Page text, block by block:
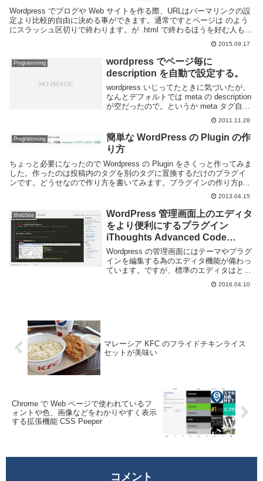
Wordpress でブログや Web サイトを作る際、URLはパーマリンクの設
定より比較的自由に決める事ができます。通常ですとページは のよう
にスラッシュ区切りで終わります。が .html で終わるほうを好む人もい
2015.09.17
Programming
wordpress でページ毎に
description を自動で設定する。
wordpress いじってたときに気づいたが、
なんとデフォルトでは meta の description
が空だったので。というか meta タグ自体
なかった。なんでやねん。というわけで
SEO的にどこまで有効なのかはわかりませ
んが goo...
2011.11.28
Programming
簡単な WordPress の Plugin の作
り方
ちょっと必要になったので Wordpress の Plugin をさくっと作ってみま
した。作ったのは投稿内のタグを別のタグに置換するだけのプラグイ
ンです。どうせなので作り方を書いてみます。プラグインの作り方php
2013.04.15
WebSite
WordPress 管理画面上のエディタ
をより便利にするプラグイン
iThoughts Advanced Code
Editor
Wordpress の管理画面にはテーマやプラグ
インを編集する為のエディタ機能が備わっ
ています。ですが、標準のエディタはとり
あえずテキストが編集できるだけの単機能
なもので非常に使い勝手が悪いです。
2016.04.10
マレーシア KFC のフライドチキンライス
セットが美味い
Chrome で Web ページで使われているフ
ォントや色、画像などをわかりやすく表示
する拡張機能 CSS Peeper
コメント